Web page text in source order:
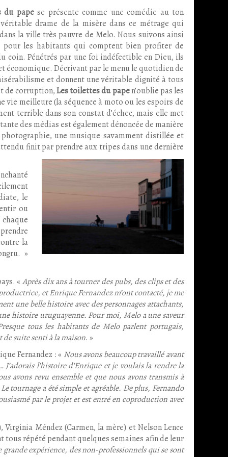
du papese présente comme une comédie au ton
drame de la misère dans ce métrage qui
la ville très pauvre de Melo. Nous suivons ainsi
pour les habitants qui comptent bien profiter de
coin. Pénétrés par une foi indéfectible en Dieu, ils
économique. Décrivant par le menu le quotidien de
et donnent une véritable dignité à tous
de corruption,Les toilettes du papen’oublie pas les
vie meilleure (la séquence à moto ou les espoirs de
terrible dans son constat d’échec, mais elle met
des médias est également dénoncée de manière
une musique savamment distillée et
finitpar prendre aux tripes dans une dernière
le
ou
la
»
« Après dix ans à tourner des pubs, des clips et des
et Enrique Fernandez m’ont contacté, je me
une belle histoire avec des personnages attachants,
histoire uruguayenne. Pour moi, Melo a une saveur
tous les habitants de Melo parlent portugais,
suite senti à la maison. »
Fernandez : « Nous avons beaucoup travaillé avant
l’histoire d’Enrique et je voulais la rendre la
avons revu ensemble et que nous avons transmis à
tournage a été simple et agréable. De plus, Fernando
par le projet et est entré en coproduction avec
Méndez (Carmen, la mère) et Nelson Lence
répété pendant quelques semaines afin de leur
grande expérience, des non-professionnels qui se sont